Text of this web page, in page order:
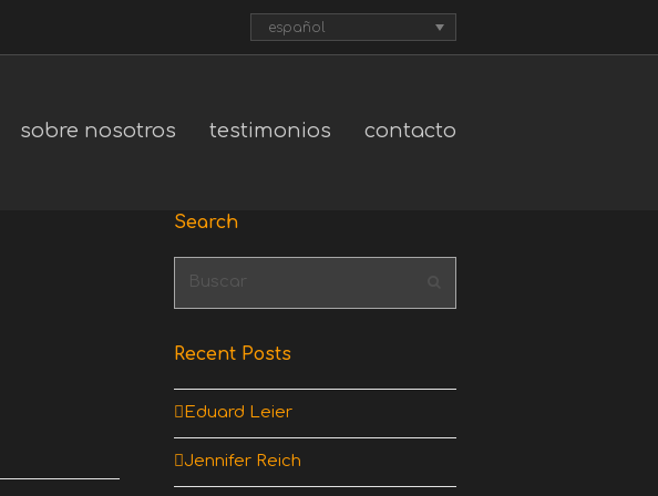
español
sobre nosotros testimonios contacto
Search
Buscar
Recent Posts
Eduard Leier
Jennifer Reich